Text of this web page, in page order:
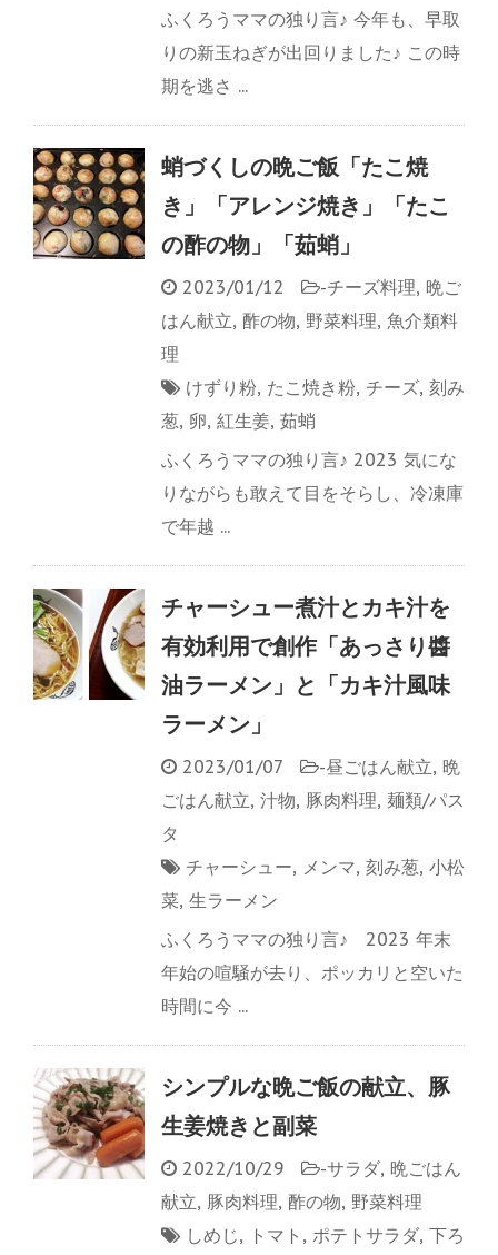
ふくろうママの独り言♪ 今年も、早取
りの新玉ねぎが出回りました♪ この時
期を逃さ ...
蛸づくしの晩ご飯「たこ焼
き」「アレンジ焼き」「たこ
の酢の物」「茹蛸」
2023/01/12 -チーズ料理, 晩ご
はん献立, 酢の物, 野菜料理, 魚介類料
理
けずり粉, たこ焼き粉, チーズ, 刻み
葱, 卵, 紅生姜, 茹蛸
ふくろうママの独り言♪ 2023 気にな
りながらも敢えて目をそらし、冷凍庫
で年越 ...
チャーシュー煮汁とカキ汁を
有効利用で創作「あっさり醬
油ラーメン」と「カキ汁風味
ラーメン」
2023/01/07 -昼ごはん献立, 晩
ごはん献立, 汁物, 豚肉料理, 麺類/パス
タ
チャーシュー, メンマ, 刻み葱, 小松
菜, 生ラーメン
ふくろうママの独り言♪ 2023 年末
年始の喧騒が去り、ポッカリと空いた
時間に今 ...
シンプルな晩ご飯の献立、豚
生姜焼きと副菜
2022/10/29 -サラダ, 晩ごはん
献立, 豚肉料理, 酢の物, 野菜料理
しめじ, トマト , ポテトサラダ, 下ろ